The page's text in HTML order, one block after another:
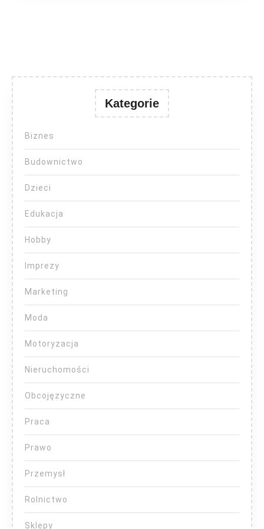
Kategorie
Biznes
Budownictwo
Dzieci
Edukacja
Hobby
Imprezy
Marketing
Moda
Motoryzacja
Nieruchomości
Obcojęzyczne
Praca
Prawo
Przemysł
Rolnictwo
Sklepy